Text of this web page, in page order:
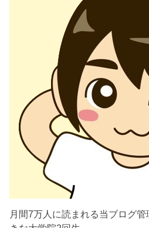
月間7万人に読まれる当ブログ